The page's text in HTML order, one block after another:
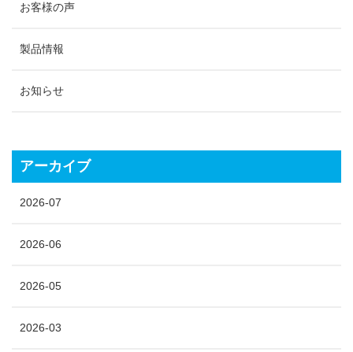
お客様の声
製品情報
お知らせ
アーカイブ
2026-07
2026-06
2026-05
2026-03